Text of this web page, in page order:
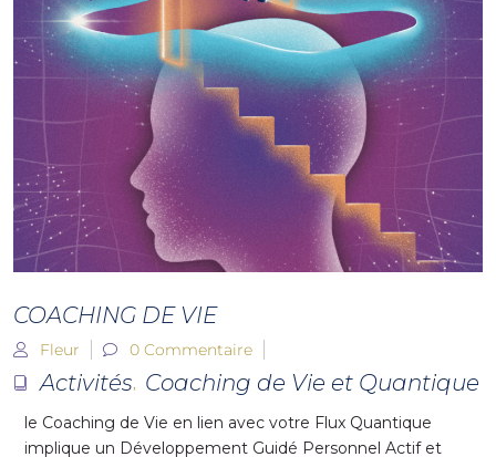
COACHING DE VIE
Fleur 0 Commentaire
Activités, Coaching de Vie et Quantique
le Coaching de Vie en lien avec votre Flux Quantique
implique un Développement Guidé Personnel Actif et